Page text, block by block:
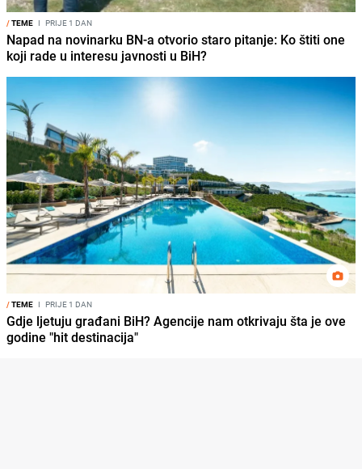
/TEME I PRIJE 1 DAN
Napad na novinarku BN-a otvorio staro pitanje: Ko štiti one
koji rade u interesu javnosti u BiH?
/TEME I PRIJE 1 DAN
Gdje ljetuju građani BiH? Agencije nam otkrivaju šta je ove
godine "hit destinacija"